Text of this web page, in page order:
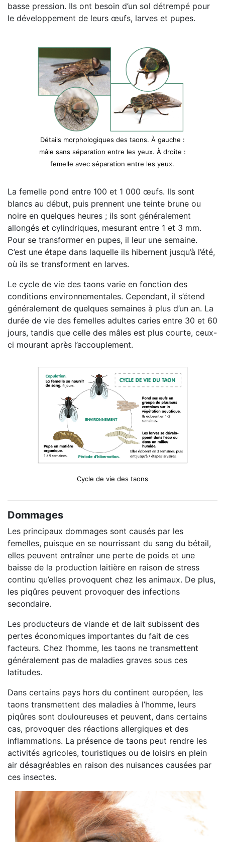
basse pression. Ils ont besoin d’un sol détrempé pour
le développement de leurs œufs, larves et pupes.
Détails morphologiques des taons. À gauche :
mâle sans séparation entre les yeux. À droite :
femelle avec séparation entre les yeux.
La femelle pond entre 100 et 1 000 œufs. Ils sont
blancs au début, puis prennent une teinte brune ou
noire en quelques heures ; ils sont généralement
allongés et cylindriques, mesurant entre 1 et 3 mm.
Pour se transformer en pupes, il leur une semaine.
C’est une étape dans laquelle ils hibernent jusqu’à l’été,
où ils se transforment en larves.
Le cycle de vie des taons varie en fonction des
conditions environnementales. Cependant, il s’étend
généralement de quelques semaines à plus d’un an. La
durée de vie des femelles adultes caries entre 30 et 60
jours, tandis que celle des mâles est plus courte, ceux-
ci mourant après l’accouplement.
Cycle de vie des taons
Dommages
Les principaux dommages sont causés par les
femelles, puisque en se nourrissant du sang du bétail,
elles peuvent entraîner une perte de poids et une
baisse de la production laitière en raison de stress
continu qu’elles provoquent chez les animaux. De plus,
les piqûres peuvent provoquer des infections
secondaire.
Les producteurs de viande et de lait subissent des
pertes économiques importantes du fait de ces
facteurs. Chez l’homme, les taons ne transmettent
généralement pas de maladies graves sous ces
latitudes.
Dans certains pays hors du continent européen, les
taons transmettent des maladies à l’homme, leurs
piqûres sont douloureuses et peuvent, dans certains
cas, provoquer des réactions allergiques et des
inflammations. La présence de taons peut rendre les
activités agricoles, touristiques ou de loisirs en plein
air désagréables en raison des nuisances causées par
ces insectes.